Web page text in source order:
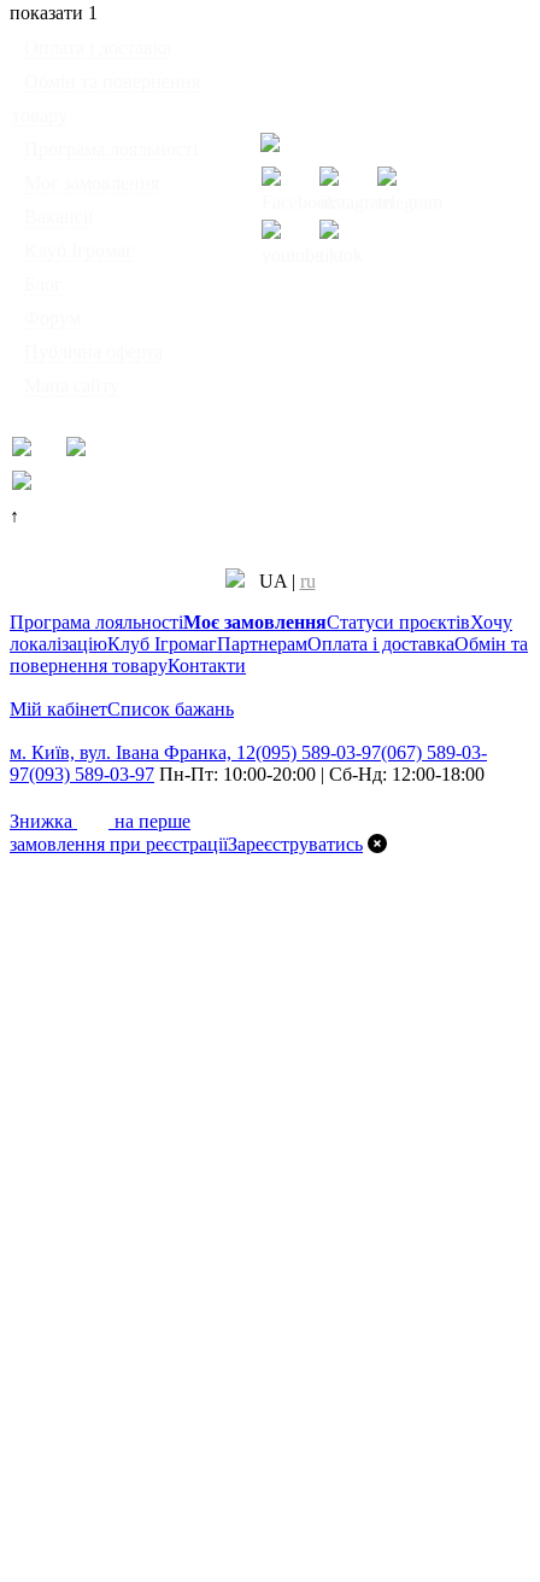
показати 1
↑
UA | ru
Програма лояльностіМоє замовленняСтатуси проєктівХочу
локалізаціюКлуб ІгромагПартнерамОплата і доставкаОбмін та
повернення товаруКонтакти
Мій кабінетCписок бажань
м. Київ, вул. Івана Франка, 12(095) 589-03-97(067) 589-03-
97(093) 589-03-97 Пн-Пт: 10:00-20:00 | Сб-Нд: 12:00-18:00
Знижка
на перше
замовлення при реєстраціїЗареєструватись